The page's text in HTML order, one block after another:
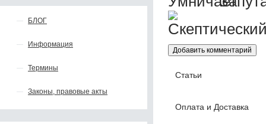
БЛОГ
Информация
Термины
Законы, правовые акты
Статьи
Оплата и Доставка